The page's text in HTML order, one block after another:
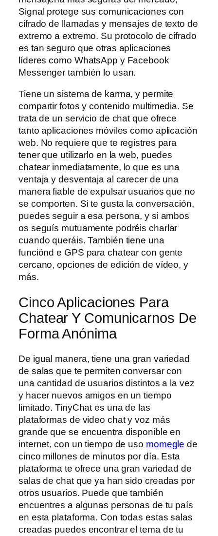
Signal protege sus comunicaciones con
cifrado de llamadas y mensajes de texto de
extremo a extremo. Su protocolo de cifrado
es tan seguro que otras aplicaciones
líderes como WhatsApp y Facebook
Messenger también lo usan.
Tiene un sistema de karma, y permite
compartir fotos y contenido multimedia. Se
trata de un servicio de chat que ofrece
tanto aplicaciones móviles como aplicación
web. No requiere que te registres para
tener que utilizarlo en la web, puedes
chatear inmediatamente, lo que es una
ventaja y desventaja al carecer de una
manera fiable de expulsar usuarios que no
se comporten. Si te gusta la conversación,
puedes seguir a esa persona, y si ambos
os seguís mutuamente podréis charlar
cuando queráis. También tiene una
funciónd e GPS para chatear con gente
cercano, opciones de edición de vídeo, y
más.
Cinco Aplicaciones Para
Chatear Y Comunicarnos De
Forma Anónima
De igual manera, tiene una gran variedad
de salas que te permiten conversar con
una cantidad de usuarios distintos a la vez
y hacer nuevos amigos en un tiempo
limitado. TinyChat es una de las
plataformas de video chat y voz más
grande que se encuentra disponible en
internet, con un tiempo de uso momegle de
cinco millones de minutos por día. Esta
plataforma te ofrece una gran variedad de
salas de chat que ya han sido creadas por
otros usuarios. Puede que también
encuentres a algunas personas de tu país
en esta plataforma. Con todas estas salas
creadas puedes encontrar el tema de tu